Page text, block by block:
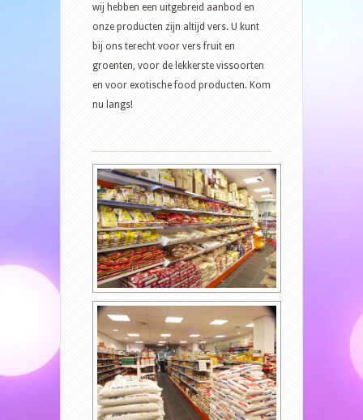
wij hebben een uitgebreid aanbod en
onze producten zijn altijd vers. U kunt
bij ons terecht voor vers fruit en
groenten, voor de lekkerste vissoorten
en voor exotische food producten. Kom
nu langs!